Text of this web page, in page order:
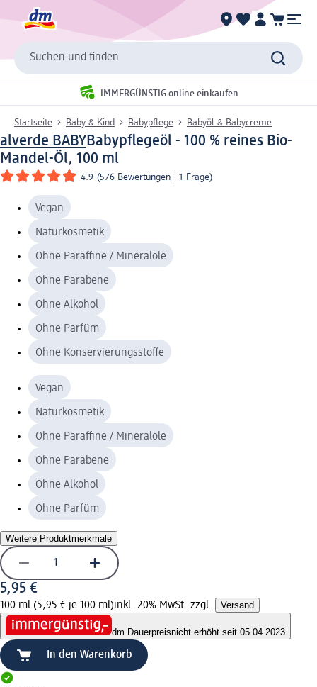
Suchen und finden
IMMERGÜNSTIG online einkaufen
Startseite Baby & Kind Babypflege Babyöl & Babycreme
alverde BABYBabypflegeöl - 100 % reines Bio-
Mandel-Öl, 100 ml
4.9 (576 Bewertungen 1 Frage)
Vegan
Naturkosmetik
Ohne Paraffine / Mineralöle
Ohne Parabene
Ohne Alkohol
Ohne Parfüm
Ohne Konservierungsstoffe
Vegan
Naturkosmetik
Ohne Paraffine / Mineralöle
Ohne Parabene
Ohne Alkohol
Ohne Parfüm
Weitere Produktmerkmale
5,95 €
100 ml (5,95 € je 100 ml)inkl. 20% MwSt. zzgl. Versand
dm Dauerpreisnicht erhöht seit 05.04.2023
In den Warenkorb